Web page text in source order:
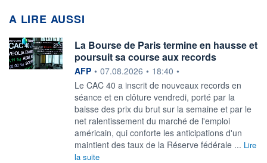
A LIRE AUSSI
La Bourse de Paris termine en hausse et
poursuit sa course aux records
information fournie par
AFP • 07.08.2026 • 18:40 •
Le CAC 40 a inscrit de nouveaux records en
séance et en clôture vendredi, porté par la
baisse des prix du brut sur la semaine et par le
net ralentissement du marché de l'emploi
américain, qui conforte les anticipations d'un
maintient des taux de la Réserve fédérale ... Lire
la suite